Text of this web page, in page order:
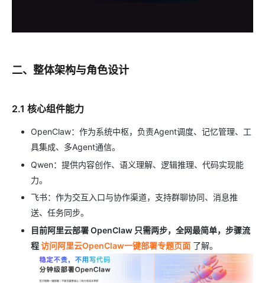
二、整体架构与角色设计
2.1 核心组件能力
OpenClaw：作为系统中枢，负责Agent调度、记忆管理、工
具集成、多Agent通信。
Qwen：提供内容创作、语义理解、逻辑推理、代码实现能
力。
飞书：作为交互入口与协作渠道，支持群聊协同、消息推
送、任务同步。
目前阿里云部署 OpenClaw 只需两步，全网最简单，步骤流
程访问阿里云OpenClaw一键部署专题页面 了解。